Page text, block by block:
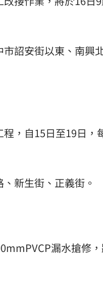
詔安街以東、南興
，自15日至19日，
新生街、正義街。
漏水搶修